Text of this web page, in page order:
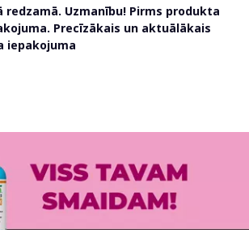
Uzmanību! Pirms produkta
Precīzākais un aktuālākais
iepakojuma